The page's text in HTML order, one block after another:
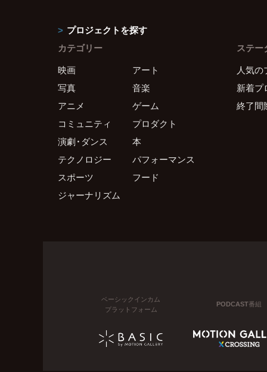
プロジェクトを探す
カテゴリー
映画
アート
写真
音楽
アニメ
ゲーム
コミュニティ
プロダクト
演劇・ダンス
本
テクノロジー
パフォーマンス
スポーツ
フード
ジャーナリズム
ステー
人気の
新着プ
終了間
ベーシックインカム
プラットフォーム
PODCAST番組